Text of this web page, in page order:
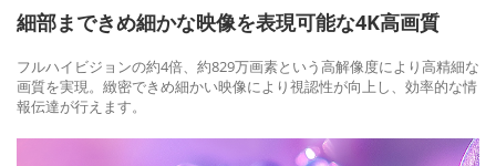
細部まできめ細かな映像を表現可能な4K高画質
フルハイビジョンの約4倍、約829万画素という高解像度により高精細な
画質を実現。緻密できめ細かい映像により視認性が向上し、効率的な情
報伝達が行えます。